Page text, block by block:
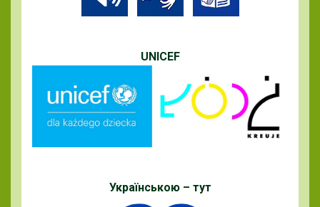
UNICEF
Українською – тут